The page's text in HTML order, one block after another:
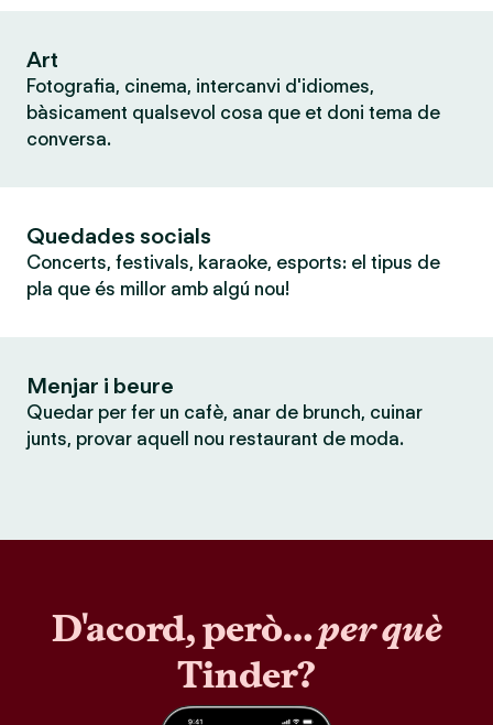
Art
Fotografia, cinema, intercanvi d'idiomes,
bàsicament qualsevol cosa que et doni tema de
conversa.
Quedades socials
Concerts, festivals, karaoke, esports: el tipus de
pla que és millor amb algú nou!
Menjar i beure
Quedar per fer un cafè, anar de brunch, cuinar
junts, provar aquell nou restaurant de moda.
D'acord, però…per què
Tinder?